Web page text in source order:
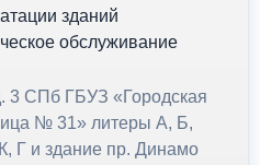
зданий
обслуживание
3 СПб ГБУЗ «Городская
№ 31» литеры А, Б,
Г и здание пр. Динамо